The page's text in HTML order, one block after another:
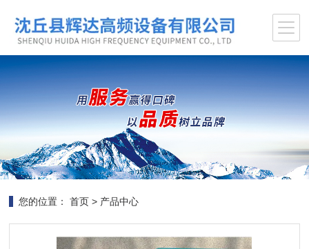
您的位置： 首页 > 产品中心